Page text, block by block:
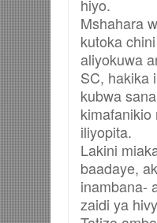
hiyo.
Mshahara
kutoka
aliyokuwa
SC, hakika
kubwa
kimafanikio
iliyopita.
Lakini
baadaye,
inambana-
zaidi ya